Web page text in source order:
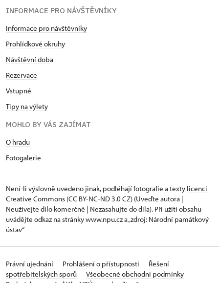
INFORMACE PRO NÁVŠTĚVNÍKY
Informace pro návštěvníky
Prohlídkové okruhy
Návštěvní doba
Rezervace
Vstupné
Tipy na výlety
MOHLO BY VÁS ZAJÍMAT
O hradu
Fotogalerie
Není-li výslovně uvedeno jinak, podléhají fotografie a texty licenci
Creative Commons (CC BY-NC-ND 3.0 CZ) (Uveďte autora |
Neužívejte dílo komerčně | Nezasahujte do díla). Při užití obsahu
uvádějte odkaz na stránky www.npu.cz a „zdroj: Národní památkový
ústav“
Právní ujednání Prohlášení o přístupnosti
Řešení
spotřebitelských sporů
Všeobecné obchodní podmínky